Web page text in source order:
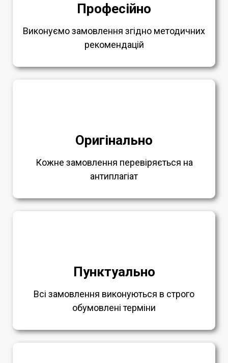
Професійно
Виконуємо замовлення згідно методичних
рекомендацій
Оригінально
Кожне замовлення перевіряється на
антиплагіат
Пунктуально
Всі замовлення виконуються в строго
обумовлені терміни